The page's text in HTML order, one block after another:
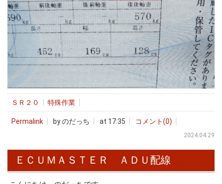
ＳＲ２０ 特殊作業
Permalink by のだっち at 17:35 コメント(0)
2024.04.29
ＥＣＵＭＡＳＴＥＲ ＡＤＵ配線